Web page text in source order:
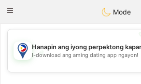
Philippines
Toggle
Mode
💖
💕
Hanapin ang iyong perpektong
I-download ang aming dating app ngayon!